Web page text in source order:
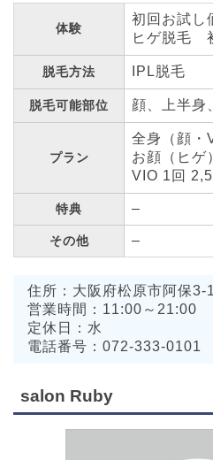
体験
初回お試し
ヒゲ脱毛
脱毛方法 IPL脱毛
脱毛可能部位 顔、上半身
プラン
全身（顔・
お顔（ヒゲ
VIO 1回
特典 –
その他 –
住所：大阪府松原市阿保3-
営業時間：11:00～21:00
定休日：水
電話番号：072-333-0101
salon Ruby